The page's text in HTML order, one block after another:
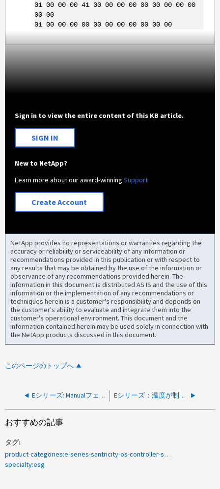
01 00 00 00 41 00 00 00 00 00 00 00 00 00
00 00
01 00 00 00 00 00 00 00 00 00 00 00
Sign in to view the entire content of this KB article.
SIGN IN
New to NetApp?
Learn more about our award-winningSupport
Create Account
NetApp provides no representations or warranties regarding the
accuracy or reliability or serviceability of any information or
recommendations provided in this publication or with respect to
any results that may be obtained by the use of the information or
observance of any recommendations provided herein. The
information in this document is distributed AS IS and the use of this
information or the implementation of any recommendations or
techniques herein is a customer's responsibility and depends on
the customer's ability to evaluate and integrate them into the
customer's operational environment. This document and the
information contained herein may be used solely in connection with
the NetApp products discussed in this document.
このページのトップへ
Eシリーズ: Manualフェイルバック後にI/Oパスが最適でないパスに戻る Eシリーズ：温度が制限を超えると - ライトバックキャッシュが強制的に無効化されます
おすすめの記事
タグ
product-categories:e-series-santricity-os-controller-software<a>メジャーイベントログ</a><a>リカバリモード</a><a>sysWipeAllConfigData</a>
specialty:esg